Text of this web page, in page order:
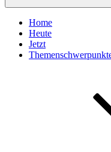
Home
Heute
Jetzt